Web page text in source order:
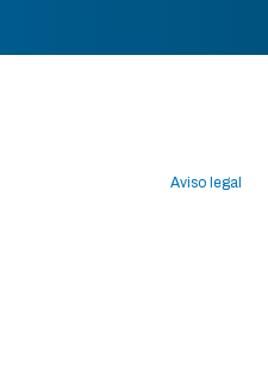
Aviso legal